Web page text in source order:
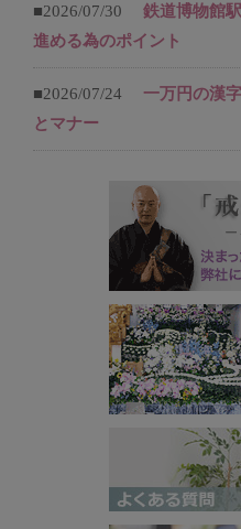
■2026/07/30
鉄道博物館
進める為のポイント
■2026/07/24
一万円の漢
とマナー